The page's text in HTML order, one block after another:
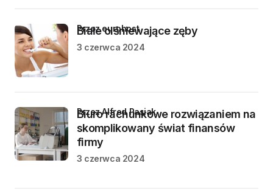
Białe olśniewające zęby
przez eurohost
3 czerwca 2024
Biuro rachunkowe rozwiązaniem na
skomplikowany świat finansów
firmy
przez Alfred Pasiak
3 czerwca 2024